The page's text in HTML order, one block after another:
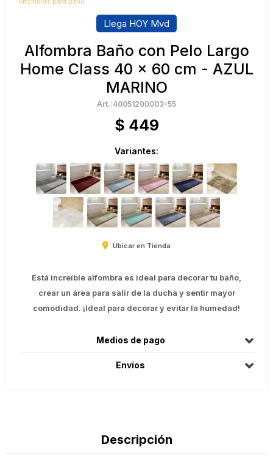
Alfombras para Baño
Llega HOY Mvd
Alfombra Baño con Pelo Largo
Home Class 40 x 60 cm - AZUL
MARINO
40051200003-55
$ 449
Variantes:
Ubicar en Tienda
Está increíble alfombra es ideal para decorar tu baño,
crear un área para salir de la ducha y sentir mayor
comodidad. ¡Ideal para decorar y evitar la humedad!
Medios de pago
Envíos
Descripción